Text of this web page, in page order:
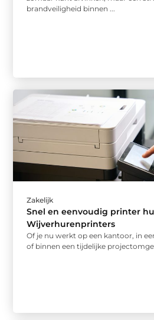
brandveiligheid binnen ...
Zakelijk
Snel en eenvoudig printer
Wijverhurenprinters
Of je nu werkt op een kantoor, in
of binnen een tijdelijke